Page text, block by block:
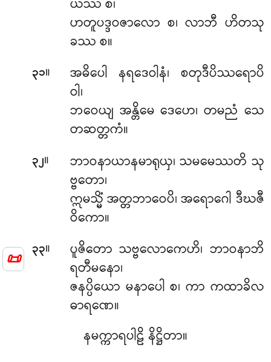
📜
ယဿ စ၊
ဟတူပဒ္ဒဝဇာလော စ၊ လာဘီ ဟိတသု
ခဿ စ။
၃၁။
အဓိပေါ နရဒေဝါနံ၊ စတုဒီပိဿရောပိ
ဝါ၊
ဘဝေယျ အန္တိမေ ဒေဟေ၊ တမညံ သေ
တဆတ္တကံ။
၃၂။
ဘာဝနာယာနမာရုယှ၊ သမမေဿတိ သု
ဗ္ဗတော၊
ဣမသ္မိံ အတ္တဘာဝေပိ၊ အရောဂေါ ဒီဃဇီ
ဝိကော။
၃၃။
ပူဇိတော သဗ္ဗလောကေဟိ၊ ဘာဝနာဘိ
ရတီမနော၊
ဇနပ္ပိယော မနာပေါ စ၊ ကာ ကထာခိလ
ဓာရဏေ။
နမက္ကာရပါဠိ နိဋ္ဌိတာ။